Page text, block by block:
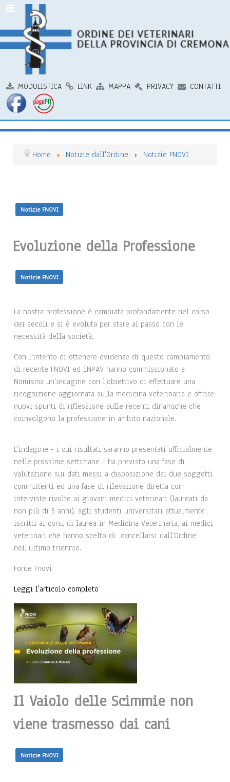
MODULISTICA LINK MAPPA PRIVACY CONTATTI
Home Notizie dall'Ordine Notizie FNOVI
Notizie FNOVI
Evoluzione della Professione
Notizie FNOVI
La nostra professione è cambiata profondamente nel corso
dei secoli e si è evoluta per stare al passo con le
necessità della società.
Con l’intento di ottenere evidenze di questo cambiamento
di recente FNOVI ed ENPAV hanno commissionato a
Nomisma un’indagine con l’obiettivo di effettuare una
ricognizione aggiornata sulla medicina veterinaria e offrire
nuovi spunti di riflessione sulle recenti dinamiche che
coinvolgono la professione in ambito nazionale.
L’indagine - i cui risultati saranno presentati ufficialmente
nelle prossime settimane - ha previsto una fase di
valutazione sui dati messi a disposizione dai due soggetti
committenti ed una fase di rilevazione diretta con
interviste rivolte ai giovani medici veterinari (laureati da
non più di 5 anni), agli studenti universitari attualmente
iscritti ai corsi di laurea in Medicina Veterinaria, ai medici
veterinari che hanno scelto di cancellarsi dall’Ordine
nell’ultimo triennio.
Fonte Fnovi
Leggi l'articolo completo
Il Vaiolo delle Scimmie non
viene trasmesso dai cani
Notizie FNOVI